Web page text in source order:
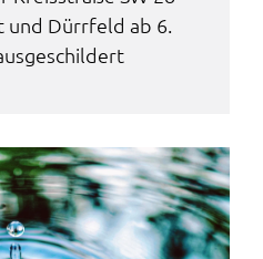
und Dürr­feld ab 6.